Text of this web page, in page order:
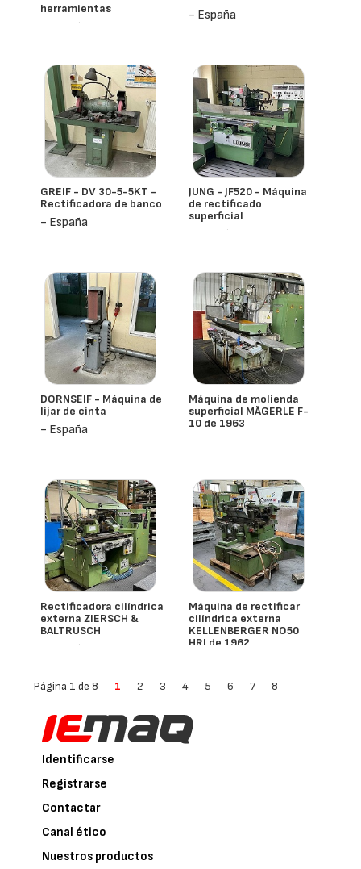
herramientas
- España
- España
GREIF - DV 30-5-5KT -
Rectificadora de banco
- España
JUNG - JF520 - Máquina
de rectificado
superficial
- España
DORNSEIF - Máquina de
lijar de cinta
- España
Máquina de molienda
superficial MÄGERLE F-
10 de 1963
- España
Rectificadora cilíndrica
externa ZIERSCH &
BALTRUSCH
- España
Máquina de rectificar
cilíndrica externa
KELLENBERGER NO50
HRJ de 1962
Página 1 de 8 1 2 3 4 5 6 7 8
Identificarse
Registrarse
Contactar
Canal ético
Nuestros productos